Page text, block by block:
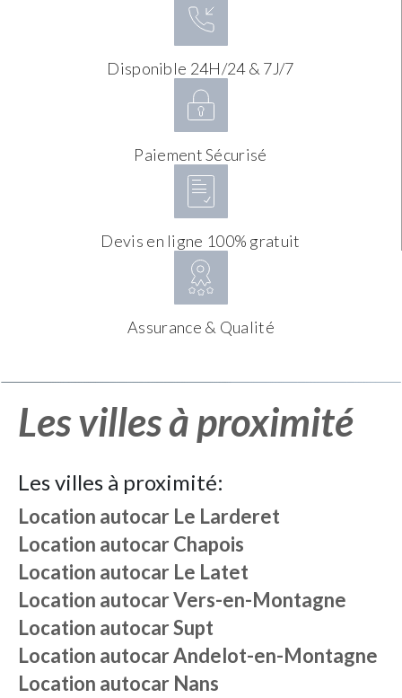
Disponible 24H/24 & 7J/7
Paiement Sécurisé
Devis en ligne 100% gratuit
Assurance & Qualité
Les villes à proximité
Les villes à proximité:
Location autocar Le Larderet
Location autocarChapois
Location autocar Le Latet
Location autocarVers-en-Montagne
Location autocarSupt
Location autocarAndelot-en-Montagne
Location autocar Nans